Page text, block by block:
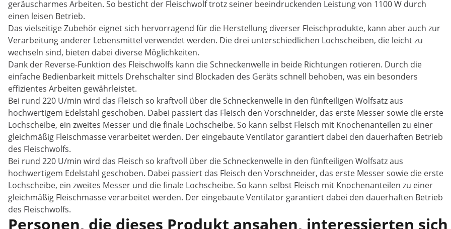
geräuscharmes Arbeiten. So besticht der Fleischwolf trotz seiner beeindruckenden Leistung von 1100 W durch
einen leisen Betrieb.
Das vielseitige Zubehör eignet sich hervorragend für die Herstellung diverser Fleischprodukte, kann aber auch zur
Verarbeitung anderer Lebensmittel verwendet werden. Die drei unterschiedlichen Lochscheiben, die leicht zu
wechseln sind, bieten dabei diverse Möglichkeiten.
Dank der Reverse-Funktion des Fleischwolfs kann die Schneckenwelle in beide Richtungen rotieren. Durch die
einfache Bedienbarkeit mittels Drehschalter sind Blockaden des Geräts schnell behoben, was ein besonders
effizientes Arbeiten gewährleistet.
Bei rund 220 U/min wird das Fleisch so kraftvoll über die Schneckenwelle in den fünfteiligen Wolfsatz aus
hochwertigem Edelstahl geschoben. Dabei passiert das Fleisch den Vorschneider, das erste Messer sowie die erste
Lochscheibe, ein zweites Messer und die finale Lochscheibe. So kann selbst Fleisch mit Knochenanteilen zu einer
gleichmäßig Fleischmasse verarbeitet werden. Der eingebaute Ventilator garantiert dabei den dauerhaften Betrieb
des Fleischwolfs.
Bei rund 220 U/min wird das Fleisch so kraftvoll über die Schneckenwelle in den fünfteiligen Wolfsatz aus
hochwertigem Edelstahl geschoben. Dabei passiert das Fleisch den Vorschneider, das erste Messer sowie die erste
Lochscheibe, ein zweites Messer und die finale Lochscheibe. So kann selbst Fleisch mit Knochenanteilen zu einer
gleichmäßig Fleischmasse verarbeitet werden. Der eingebaute Ventilator garantiert dabei den dauerhaften Betrieb
des Fleischwolfs.
Personen, die dieses Produkt ansahen, interessierten